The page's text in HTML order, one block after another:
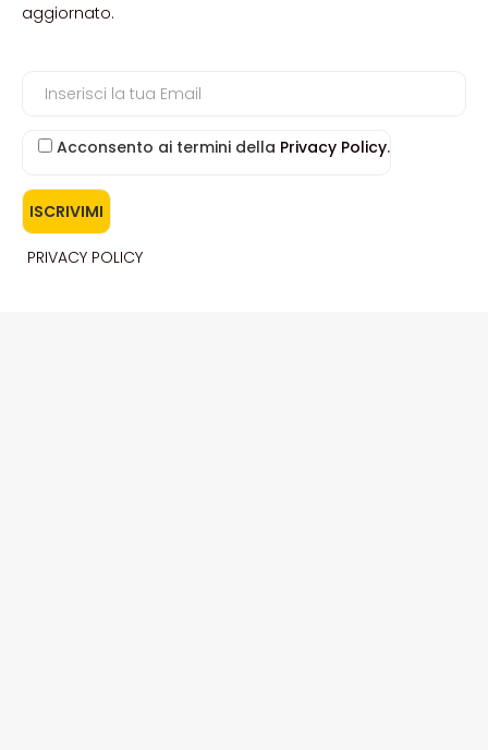
aggiornato.
Acconsento ai termini della Privacy Policy.
PRIVACY POLICY